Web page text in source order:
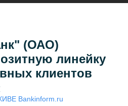
(ОАО)
линейку
клиентов
Bankinform.ru